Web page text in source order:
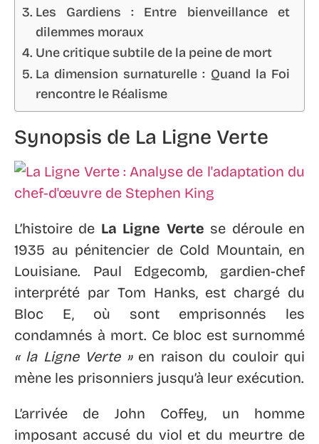
Les Gardiens : Entre bienveillance et
dilemmes moraux
Une critique subtile de la peine de mort
La dimension surnaturelle : Quand la Foi
rencontre le Réalisme
Synopsis de La Ligne Verte
L’histoire de La Ligne Verte se déroule en
1935 au pénitencier de Cold Mountain, en
Louisiane. Paul Edgecomb, gardien-chef
interprété par Tom Hanks, est chargé du
Bloc E, où sont emprisonnés les
condamnés à mort. Ce bloc est surnommé
« la Ligne Verte »en raison du couloir qui
mène les prisonniers jusqu’à leur exécution.
L’arrivée de John Coffey, un homme
imposant accusé du viol et du meurtre de